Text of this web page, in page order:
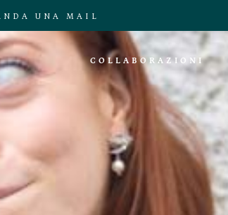
UNA MAIL
COLLABORAZIONI